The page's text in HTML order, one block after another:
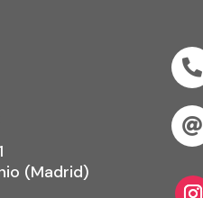
(Madrid)

